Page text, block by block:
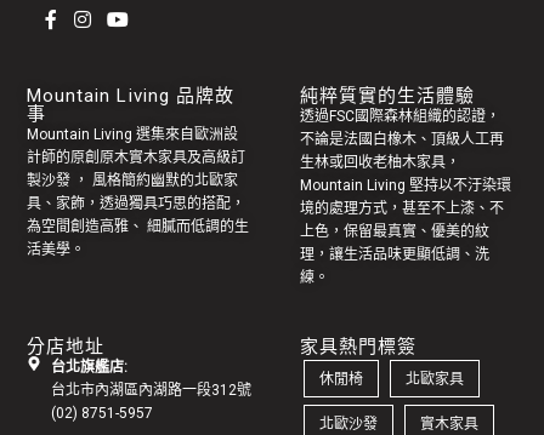
Mountain Living 品牌故
事
Mountain Living 選集來自歐洲設
計師的原創 原木實木家具及高級訂
製沙發 ， 風格簡約幽默的北歐家
具 、家飾，透過獨具巧思的搭配，
為空間創造高雅、 細膩而低調的生
活美學。
純粹質實的生活體驗
透過FSC國際森林組織的認證，
不論是法國白橡木、頂級人工再
生林或回收老柚木家具 ，
Mountain Living 堅持以不汙染環
境的處理方式，甚至不上漆、不
上色，保留最真實、優美的紋
理，讓生活品味更顯低調、洗
練。
分店地址
台北旗艦店:
台北市內湖區內湖路一段312號
(02) 8751-5957
家具熱門標簽
休閒椅 北歐家具
北歐沙發 實木家具